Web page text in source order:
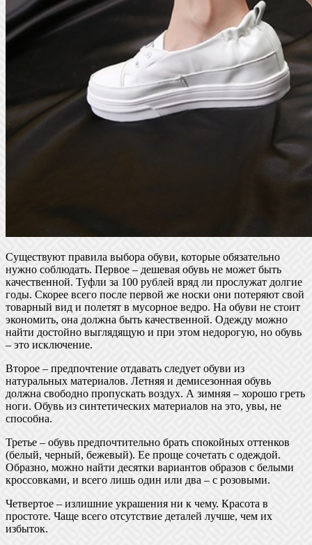
Существуют правила выбора обуви, которые обязательно
нужно соблюдать. Первое – дешевая обувь не может быть
качественной. Туфли за 100 рублей вряд ли прослужат долгие
годы. Скорее всего после первой же носки они потеряют свой
товарный вид и полетят в мусорное ведро. На обуви не стоит
экономить, она должна быть качественной. Одежду можно
найти достойно выглядящую и при этом недорогую, но обувь
– это исключение.
Второе – предпочтение отдавать следует обуви из
натуральных материалов. Летняя и демисезонная обувь
должна свободно пропускать воздух. А зимняя – хорошо греть
ноги. Обувь из синтетических материалов на это, увы, не
способна.
Третье – обувь предпочтительно брать спокойных оттенков
(белый, черный, бежевый). Ее проще сочетать с одеждой.
Образно, можно найти десятки вариантов образов с белыми
кроссовками, и всего лишь один или два – с розовыми.
Четвертое – излишние украшения ни к чему. Красота в
простоте. Чаще всего отсутствие деталей лучше, чем их
избыток.